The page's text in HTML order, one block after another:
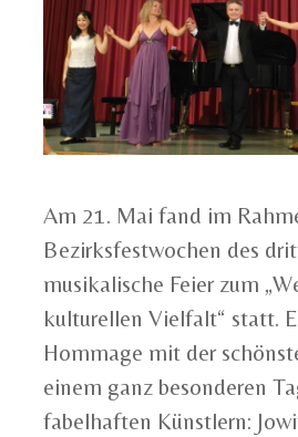
Am 21. Mai fand im
Bezirksfestwochen des
musikalische Feier zum
kulturellen Vielfalt“ statt.
Hommage mit der
einem ganz besonderen
fabelhaften Künstlern: